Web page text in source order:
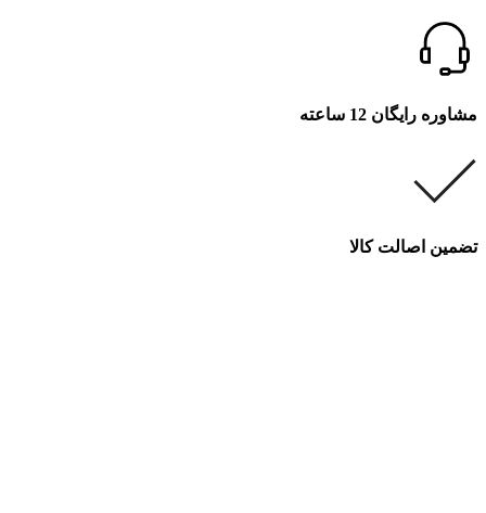
مشاوره رایگان 12 ساعته
تضمین اصالت کالا